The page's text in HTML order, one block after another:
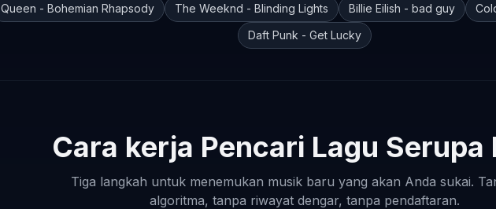
Queen - Bohemian Rhapsody The Weeknd - Blinding Lights Billie Eilish - bad guy
Daft Punk - Get Lucky
Cara kerja Pencari Lagu Serupa
Tiga langkah untuk menemukan musik baru yang akan Anda sukai.
algoritma, tanpa riwayat dengar, tanpa pendaftaran.